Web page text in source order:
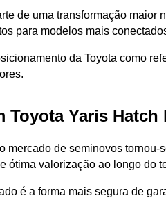
de uma transformação
para modelos mais
da Toyota como
Toyota Yaris Hatch
mercado de seminovos
ótima valorização ao longo do
é a forma mais segura de